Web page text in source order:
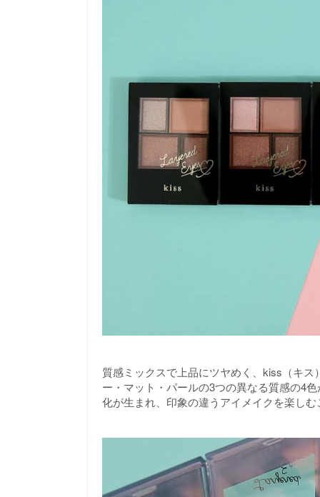
質感ミックスで上品にツヤめく、kiss（キ
ー・マット・パールの3つの異なる質感の4
化が生まれ、印象の違うアイメイクを楽し